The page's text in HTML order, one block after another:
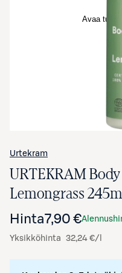
Avaa
Urtekram
URTEKRAM
Lemongrass
Hinta7,90 €
Yksikköhinta 32,24 €/l